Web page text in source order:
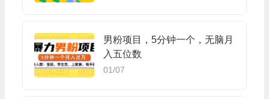
男粉项目，5分钟一个，无脑月
入五位数
01/07